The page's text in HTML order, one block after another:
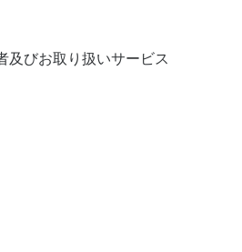
及びお取り扱いサービス